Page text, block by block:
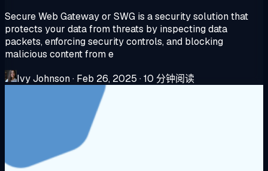
Secure Web Gateway or SWG is a security solution that
protects your data from threats by inspecting data
packets, enforcing security controls, and blocking
malicious content from e
Ivy Johnson· Feb 26, 2025 ·10 分钟阅读